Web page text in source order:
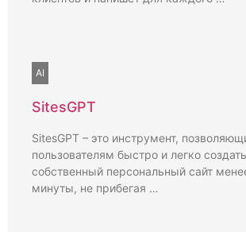
AI
SitesGPT
SitesGPT – это инструмент,
пользователям быстро и легко
собственный персональный сайт
минуты, не прибегая …